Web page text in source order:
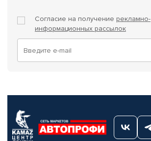
Согласие на получение рекламно-
информационных рассылок